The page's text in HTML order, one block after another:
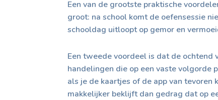
Een van de grootste praktische
groot: na school komt de oefensessie
schooldag uitloopt op gemor en
Een tweede voordeel is dat de ochtend
handelingen die op een vaste volgorde
als je de kaartjes of de app van
makkelijker beklijft dan gedrag dat op